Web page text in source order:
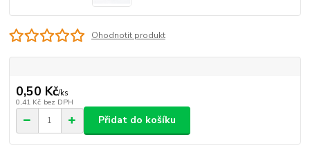
Ohodnotit produkt
0,50 Kč/ks
0,41 Kč bez DPH
Přidat do košíku